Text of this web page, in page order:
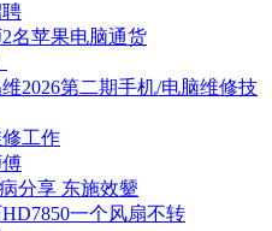
名苹果电脑通货
2026第二期手机/电脑维修技
工作
分享 东施效颦
一个风扇不转